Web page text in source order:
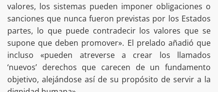
valores, los sistemas pueden imponer obligaciones o
sanciones que nunca fueron previstas por los Estados
partes, lo que puede contradecir los valores que se
supone que deben promover». El prelado añadió que
incluso «pueden atreverse a crear los llamados
‘nuevos’ derechos que carecen de un fundamento
objetivo, alejándose así de su propósito de servir a la